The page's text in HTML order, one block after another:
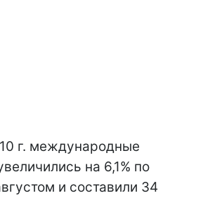
г. международные
на 6,1% по
и составили 34